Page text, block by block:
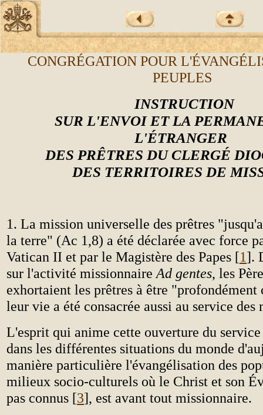
CONGRÉGATION POUR
PEUPLES
INSTRUCTION
SUR L'ENVOI ET LA
L'ÉTRANGER
DES PRÊTRES DU CLERGÉ
DES TERRITOIRES DE
1. La mission universelle des prêtres
la terre" (Ac 1,8) a été déclarée avec force
Vatican II et par le Magistère des Papes [1].
sur l'activité missionnaire Ad gentes, les
exhortaient les prêtres à être "profondément
leur vie a été consacrée aussi au service des
L'esprit qui anime cette ouverture du
dans les différentes situations du monde
manière particulière l'évangélisation des
milieux socio-culturels où le Christ et son
pas connus [3], est avant tout missionnaire.